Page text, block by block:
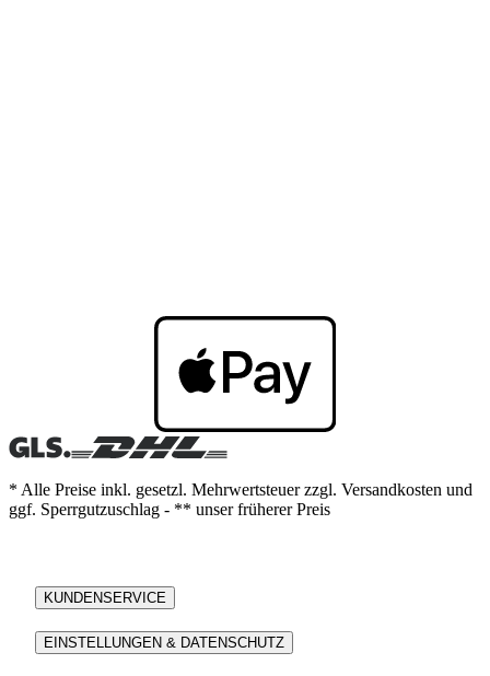
* Alle Preise inkl. gesetzl. Mehrwertsteuer zzgl. Versandkosten und
ggf. Sperrgutzuschlag - ** unser früherer Preis
KUNDENSERVICE
EINSTELLUNGEN & DATENSCHUTZ